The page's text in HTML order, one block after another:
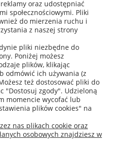
nas
klienta
oraz udostępniać
społecznościowymi. Pliki
do mierzenia ruchu i
z naszej strony
pliki niezbędne do
Poniżej możesz
plików, klikając
odmówić ich używania (z
też dostosować pliki do
"Dostosuj zgody". Udzieloną
momencie wycofać lub
plików cookies" na
nas plikach cookie oraz
osobowych znajdziesz w